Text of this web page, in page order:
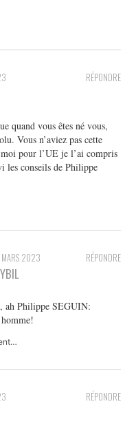
RÉPONDRE
quand vous êtes né vous,
Vous n’aviez pas cette
pour l’UE je l’ai compris
les conseils de Philippe
RÉPONDRE
2023
ah Philippe SEGUIN:
RÉPONDRE